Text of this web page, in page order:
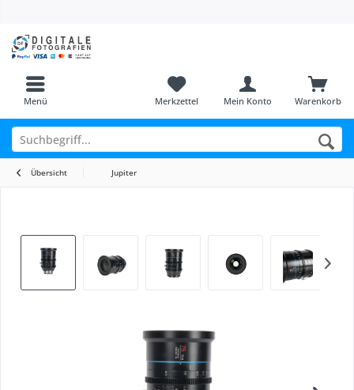
Menü Warenkorb
Merkzettel Mein Konto
Übersicht Jupiter